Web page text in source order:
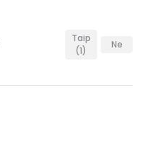
Taip
(1)
Ne